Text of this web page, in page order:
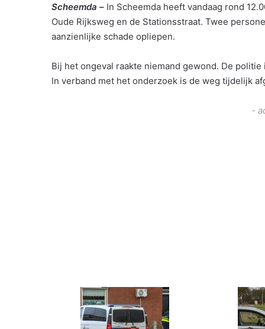
Scheemda – In Scheemda heeft vandaag rond
Oude Rijksweg en de Stationsstraat. Twee
aanzienlijke schade opliepen.
Bij het ongeval raakte niemand gewond. De
In verband met het onderzoek is de weg tijdelijk
-